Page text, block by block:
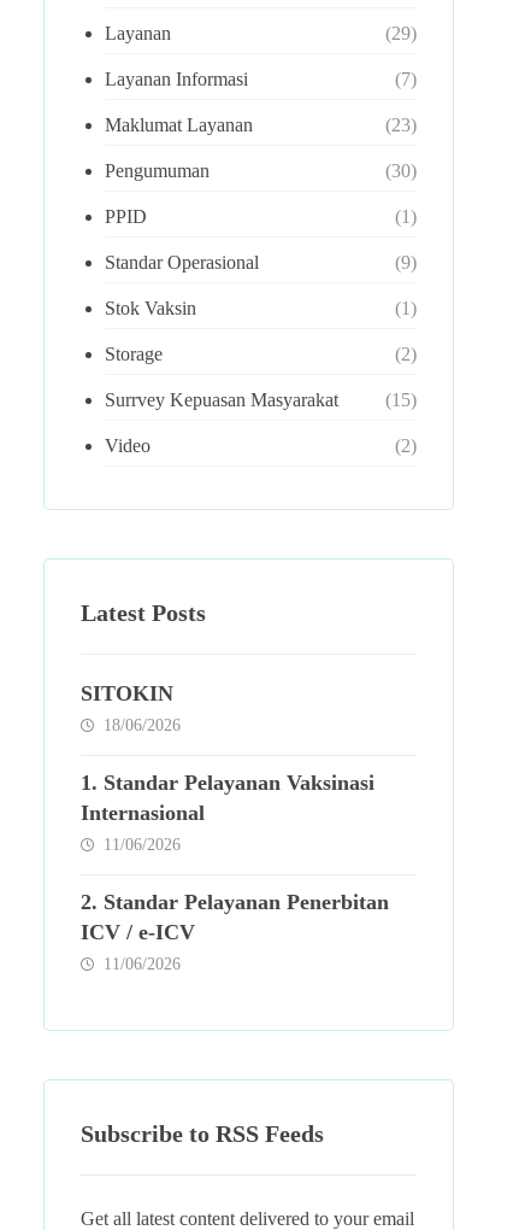
Layanan (29)
Layanan Informasi (7)
Maklumat Layanan (23)
Pengumuman (30)
PPID (1)
Standar Operasional (9)
Stok Vaksin (1)
Storage (2)
Surrvey Kepuasan Masyarakat (15)
Video (2)
Latest Posts
SITOKIN
18/06/2026
1. Standar Pelayanan Vaksinasi
Internasional
11/06/2026
2. Standar Pelayanan Penerbitan
ICV / e-ICV
11/06/2026
Subscribe to RSS Feeds
Get all latest content delivered to your email